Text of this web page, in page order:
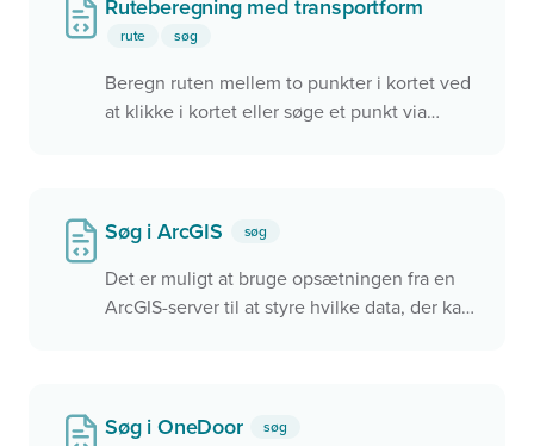
Ruteberegning med transportform
rute søg
Beregn ruten mellem to punkter i kortet ved
at klikke i kortet eller søge et punkt via
Søg i ArcGIS søg
Det er muligt at bruge opsætningen fra en
ArcGIS-server til at styre hvilke data, der kan
Søg i OneDoor søg